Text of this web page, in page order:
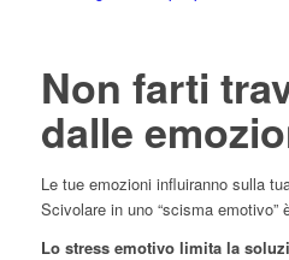
Non farti
dalle
Le tue emozioni influiranno sulla
Scivolare in uno “scisma emotivo”
Lo stress emotivo limita la